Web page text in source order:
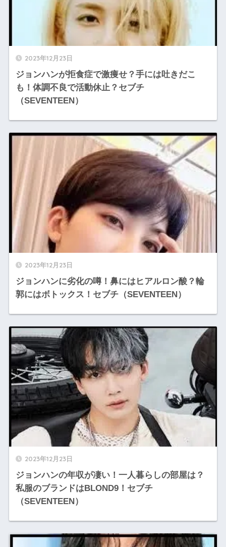
2023年12月23日
ジョンハンが拒食症で激痩せ？手には吐きだこ
も！体調不良で活動休止？セブチ
（SEVENTEEN）
2023年12月23日
ジョンハンに劣化の噂！鼻にはヒアルロン酸？輪
郭にはボトックス！セブチ（SEVENTEEN）
2023年12月23日
ジョンハンの年収が凄い！一人暮らしの部屋は？
私服のブランドはBLOND9！セブチ
（SEVENTEEN）